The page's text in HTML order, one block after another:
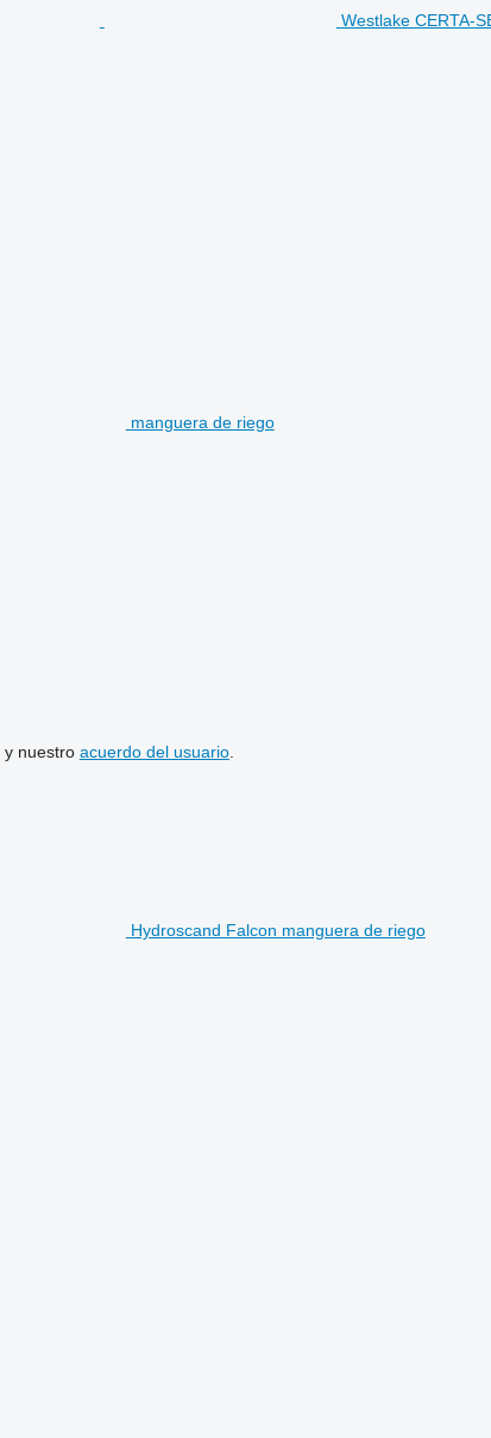
Westlake CERTA-
manguera de riego
y nuestro acuerdo del usuario.
Hydroscand Falcon manguera de riego